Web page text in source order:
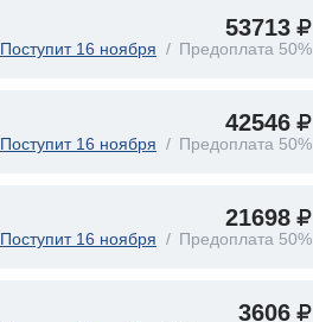
53713
Поступит 16 ноября Предоплата 50%
42546
Поступит 16 ноября Предоплата 50%
21698
Поступит 16 ноября Предоплата 50%
3606